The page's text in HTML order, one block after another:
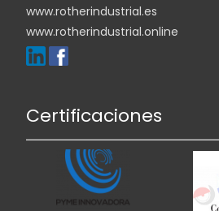
www.rotherindustrial.es
www.rotherindustrial.online
Certificaciones